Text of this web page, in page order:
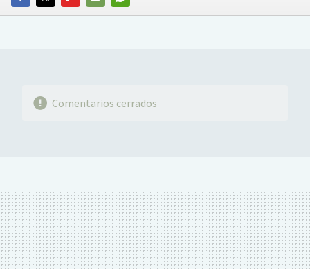
FACEBOOKTWITTERFLIPBOARD
E-
WHATSAPP
Comentarios cerrados